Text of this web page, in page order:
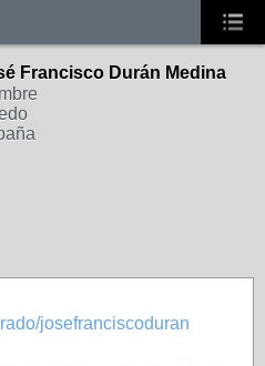
Francisco Durán Medina
josefranciscoduran